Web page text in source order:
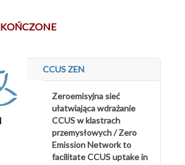
CCUS ZEN
Zeroemisyjna sieć
ułatwiająca wdrażanie
CCUS w klastrach
przemysłowych / Zero
Emission Network to
facilitate CCUS uptake in